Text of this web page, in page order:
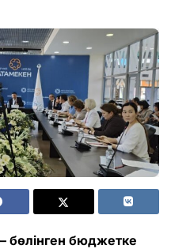
бөлінген бюджетке